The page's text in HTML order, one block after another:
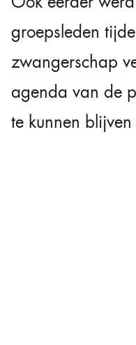
groepsleden
zwangerschap
agenda van de
te kunnen